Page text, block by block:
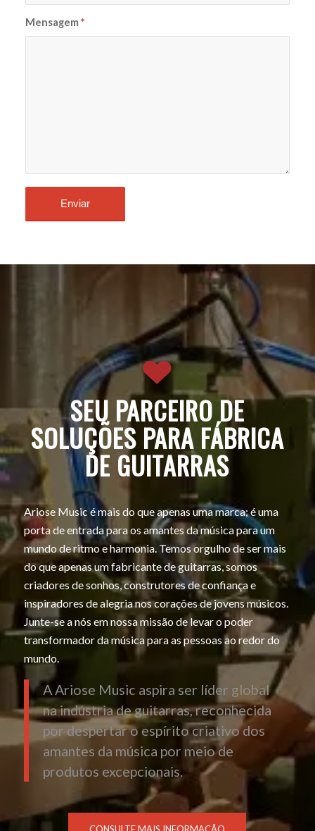
Mensagem *
SEU PARCEIRO DE
SOLUÇÕES PARA FÁBRICA
DE GUITARRAS
Ariose Music é mais do que apenas uma marca; é uma
porta de entrada para os amantes da música para um
mundo de ritmo e harmonia. Temos orgulho de ser mais
do que apenas um fabricante de guitarras, somos
criadores de sonhos, construtores de confiança e
inspiradores de alegria nos corações de jovens músicos.
Junte-se a nós em nossa missão de levar o poder
transformador da música para as pessoas ao redor do
mundo.
A Ariose Music aspira ser líder global
na indústria de guitarras, reconhecida
por despertar o espírito criativo dos
amantes da música por meio de
produtos excepcionais.